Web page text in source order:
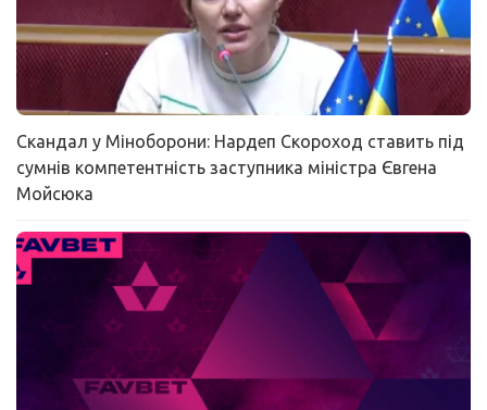
Скандал у Міноборони: Нардеп Скороход ставить під
сумнів компетентність заступника міністра Євгена
Мойсюка